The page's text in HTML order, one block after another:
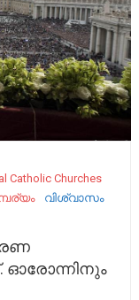
Catholic Churches
വിശ്വാസം
ഓരോന്നിനും